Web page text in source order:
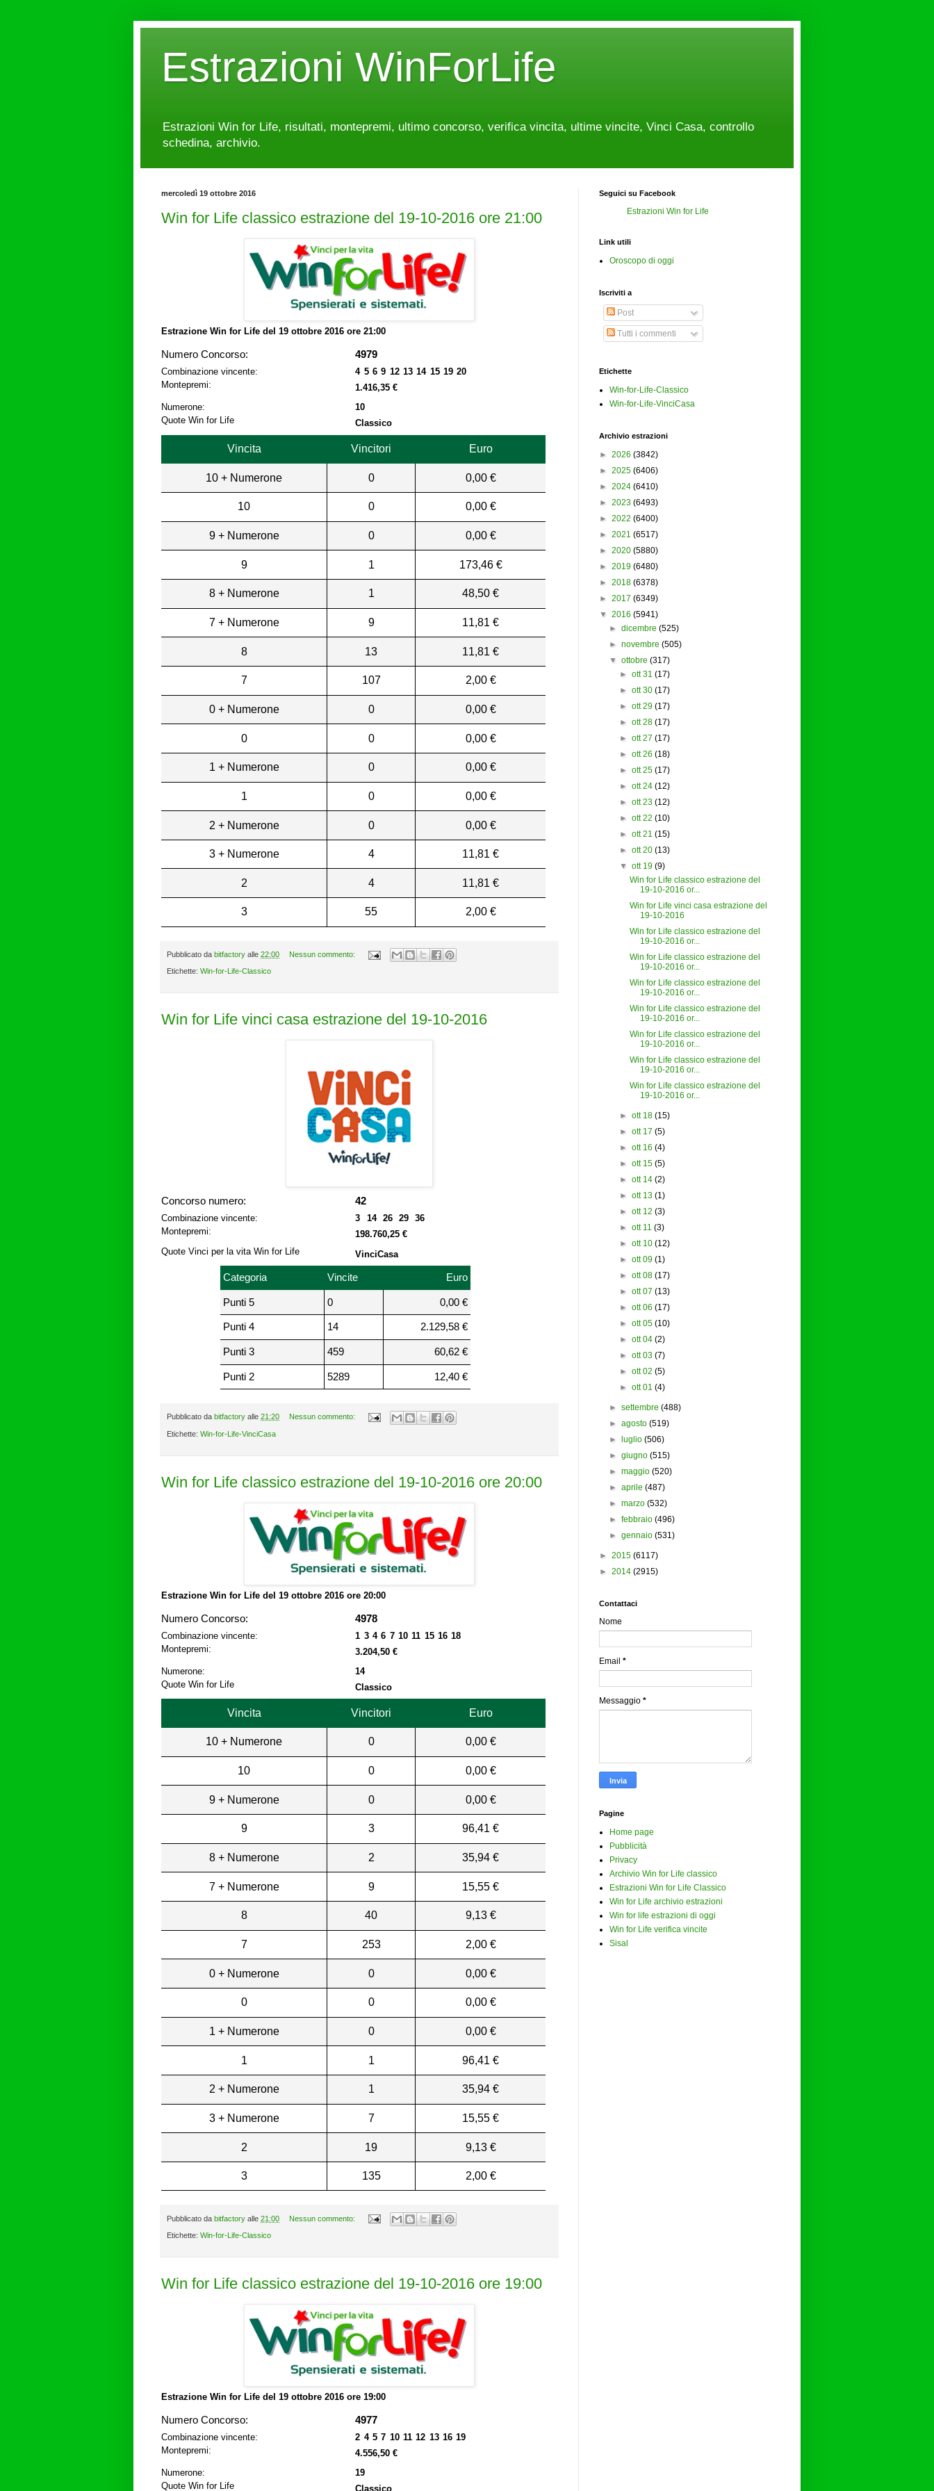
Estrazioni WinForLife
Estrazioni Win for Life, risultati, montepremi, ultimo concorso, verifica vincita, ultime vincite, Vinci Casa, controllo
schedina, archivio.
mercoledì 19 ottobre 2016
Win for Life classico estrazione del 19-10-2016 ore 21:00
Estrazione Win for Life del 19 ottobre 2016 ore 21:00
Numero Concorso: 4979
Combinazione vincente:
4 5 6 9 12 13 14 15 19 20
Montepremi:
1.416,35 €
Numerone:
10
Quote Win for Life
Classico
Vincita Vincitori Euro
10 + Numerone 0 0,00 €
10 0 0,00 €
9 + Numerone 0 0,00 €
9 1 173,46 €
8 + Numerone 1 48,50 €
7 + Numerone 9 11,81 €
8 13 11,81 €
7 107 2,00 €
0 + Numerone 0 0,00 €
0 0 0,00 €
1 + Numerone 0 0,00 €
1 0 0,00 €
2 + Numerone 0 0,00 €
3 + Numerone 4 11,81 €
2 4 11,81 €
3 55 2,00 €
Pubblicato da bitfactory alle 22:00 Nessun commento:
Etichette: Win-for-Life-Classico
Win for Life vinci casa estrazione del 19-10-2016
Concorso numero: 42
Combinazione vincente:
3 14 26 29 36
Montepremi:
198.760,25 €
Quote Vinci per la vita Win for Life
VinciCasa
Categoria Vincite Euro
Punti 5 0 0,00 €
Punti 4 14 2.129,58 €
Punti 3 459 60,62 €
Punti 2 5289 12,40 €
Pubblicato da bitfactory alle 21:20 Nessun commento:
Etichette: Win-for-Life-VinciCasa
Win for Life classico estrazione del 19-10-2016 ore 20:00
Estrazione Win for Life del 19 ottobre 2016 ore 20:00
Numero Concorso: 4978
Combinazione vincente:
1 3 4 6 7 10 11 15 16 18
Montepremi:
3.204,50 €
Numerone:
14
Quote Win for Life
Classico
Vincita Vincitori Euro
10 + Numerone 0 0,00 €
10 0 0,00 €
9 + Numerone 0 0,00 €
9 3 96,41 €
8 + Numerone 2 35,94 €
7 + Numerone 9 15,55 €
8 40 9,13 €
7 253 2,00 €
0 + Numerone 0 0,00 €
0 0 0,00 €
1 + Numerone 0 0,00 €
1 1 96,41 €
2 + Numerone 1 35,94 €
3 + Numerone 7 15,55 €
2 19 9,13 €
3 135 2,00 €
Pubblicato da bitfactory alle 21:00 Nessun commento:
Etichette: Win-for-Life-Classico
Win for Life classico estrazione del 19-10-2016 ore 19:00
Estrazione Win for Life del 19 ottobre 2016 ore 19:00
Numero Concorso: 4977
Combinazione vincente:
2 4 5 7 10 11 12 13 16 19
Montepremi:
4.556,50 €
Numerone:
19
Quote Win for Life
Classico
Seguici su Facebook
Estrazioni Win for Life
Link utili
Oroscopo di oggi
Iscriviti a
Post
Tutti i commenti
Etichette
Win-for-Life-Classico
Win-for-Life-VinciCasa
Archivio estrazioni
► 2026 (3842)
► 2025 (6406)
► 2024 (6410)
► 2023 (6493)
► 2022 (6400)
► 2021 (6517)
► 2020 (5880)
► 2019 (6480)
► 2018 (6378)
► 2017 (6349)
▼ 2016 (5941)
►dicembre (525)
►novembre (505)
▼ ottobre (317)
► ott 31 (17)
► ott 30 (17)
► ott 29 (17)
► ott 28 (17)
► ott 27 (17)
► ott 26 (18)
► ott 25 (17)
► ott 24 (12)
► ott 23 (12)
► ott 22 (10)
► ott 21 (15)
► ott 20 (13)
▼ ott 19 (9)
Win for Life classico estrazione del
19-10-2016 or...
Win for Life vinci casa estrazione del
19-10-2016
Win for Life classico estrazione del
19-10-2016 or...
Win for Life classico estrazione del
19-10-2016 or...
Win for Life classico estrazione del
19-10-2016 or...
Win for Life classico estrazione del
19-10-2016 or...
Win for Life classico estrazione del
19-10-2016 or...
Win for Life classico estrazione del
19-10-2016 or...
Win for Life classico estrazione del
19-10-2016 or...
► ott 18 (15)
► ott 17 (5)
► ott 16 (4)
► ott 15 (5)
► ott 14 (2)
► ott 13 (1)
► ott 12 (3)
► ott 11 (3)
► ott 10 (12)
► ott 09 (1)
► ott 08 (17)
► ott 07 (13)
► ott 06 (17)
► ott 05 (10)
► ott 04 (2)
► ott 03 (7)
► ott 02 (5)
► ott 01 (4)
►settembre (488)
►agosto (519)
►
luglio (506)
►giugno (515)
►maggio (520)
►aprile (487)
►marzo (532)
►febbraio (496)
►gennaio (531)
► 2015 (6117)
► 2014 (2915)
Contattaci
Nome
Email *
Messaggio *
Pagine
Home page
Pubblicità
Privacy
Archivio Win for Life classico
Estrazioni Win for Life Classico
Win for Life archivio estrazioni
Win for life estrazioni di oggi
Win for Life verifica vincite
Sisal